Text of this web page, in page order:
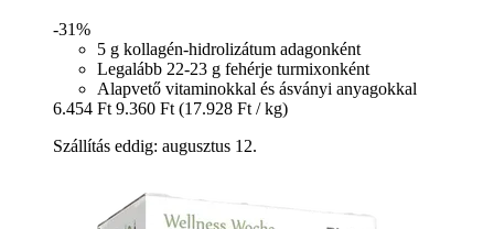
-31%
5 g kollagén-hidrolizátum adagonként
Legalább 22-23 g fehérje turmixonként
Alapvető vitaminokkal és ásványi anyagokkal
6.454 Ft 9.360 Ft (17.928 Ft / kg)
Szállítás eddig: augusztus 12.